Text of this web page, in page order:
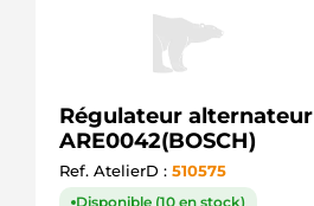
Régulateur alternateur
ARE0042(BOSCH)
Ref. AtelierD : 510575
Disponible (10 en stock)